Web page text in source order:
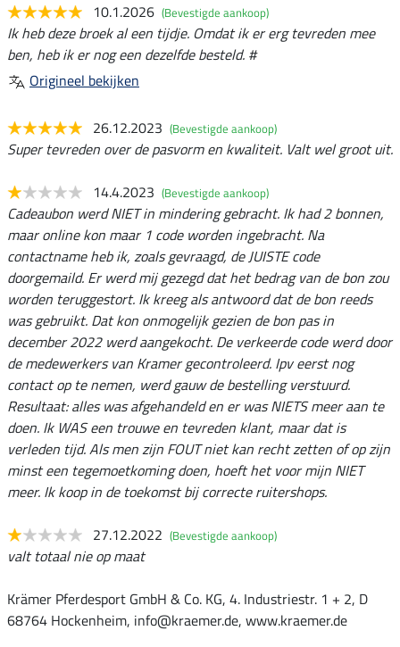
10.1.2026 (Bevestigde aankoop)
Ik heb deze broek al een tijdje. Omdat ik er erg tevreden mee
ben, heb ik er nog een dezelfde besteld. #
Origineel bekijken
26.12.2023 (Bevestigde aankoop)
Super tevreden over de pasvorm en kwaliteit. Valt wel groot uit.
14.4.2023 (Bevestigde aankoop)
Cadeaubon werd NIET in mindering gebracht. Ik had 2 bonnen,
maar online kon maar 1 code worden ingebracht. Na
contactname heb ik, zoals gevraagd, de JUISTE code
doorgemaild. Er werd mij gezegd dat het bedrag van de bon zou
worden teruggestort. Ik kreeg als antwoord dat de bon reeds
was gebruikt. Dat kon onmogelijk gezien de bon pas in
december 2022 werd aangekocht. De verkeerde code werd door
de medewerkers van Kramer gecontroleerd. Ipv eerst nog
contact op te nemen, werd gauw de bestelling verstuurd.
Resultaat: alles was afgehandeld en er was NIETS meer aan te
doen. Ik WAS een trouwe en tevreden klant, maar dat is
verleden tijd. Als men zijn FOUT niet kan recht zetten of op zijn
minst een tegemoetkoming doen, hoeft het voor mijn NIET
meer. Ik koop in de toekomst bij correcte ruitershops.
27.12.2022 (Bevestigde aankoop)
valt totaal nie op maat
Krämer Pferdesport GmbH & Co. KG, 4. Industriestr. 1 + 2, D
68764 Hockenheim, info@kraemer.de, www.kraemer.de